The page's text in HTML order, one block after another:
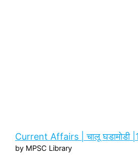
Current Affairs | चालू घडामोडी
by MPSC Library